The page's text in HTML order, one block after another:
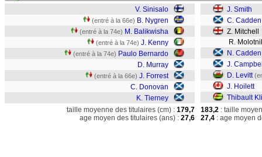
V. Sinisalo
(entré à la 66e) B. Nygren
(entré à la 74e) M. Balikwisha
(entré à la 74e) J. Kenny
(entré à la 74e) Paulo Bernardo
D. Murray
(entré à la 66e) J. Forrest
C. Donovan
K. Tierney
J. Smith
C. Cadden
Z. Mitchell
R.
N. Cadden
J.
D. Levitt
J. Hoilett
Thibault
taille moyenne des titulaires (cm) : 179,7
age moyen des titulaires (ans) : 27,6
183,2 : taille
27,4 : age moyen